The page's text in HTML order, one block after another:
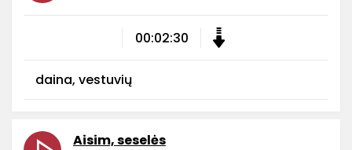
00:02:30
daina, vestuvių
Aisim, seselės